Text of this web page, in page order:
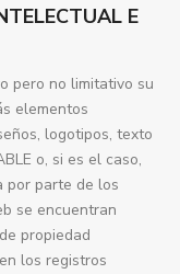
E
pero no limitativo su
elementos
logotipos, texto
o, si es el caso,
por parte de los
se encuentran
propiedad
los registros